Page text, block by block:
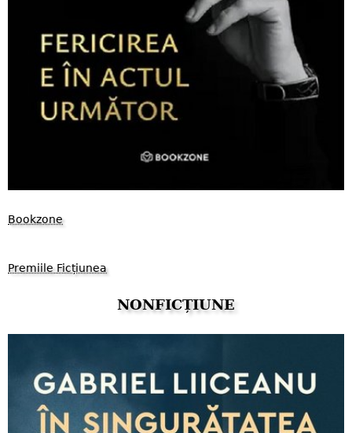
Bookzone
Premiile Ficțiunea
NONFICȚIUNE